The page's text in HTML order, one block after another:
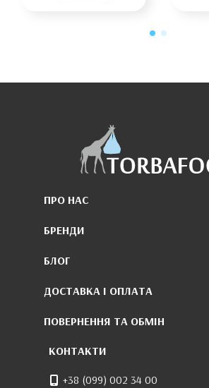
ПРО НАС
БРЕНДИ
БЛОГ
ДОСТАВКА І ОПЛАТА
ПОВЕРНЕННЯ ТА ОБМІН
КОНТАКТИ
+38 (099) 002 34 00